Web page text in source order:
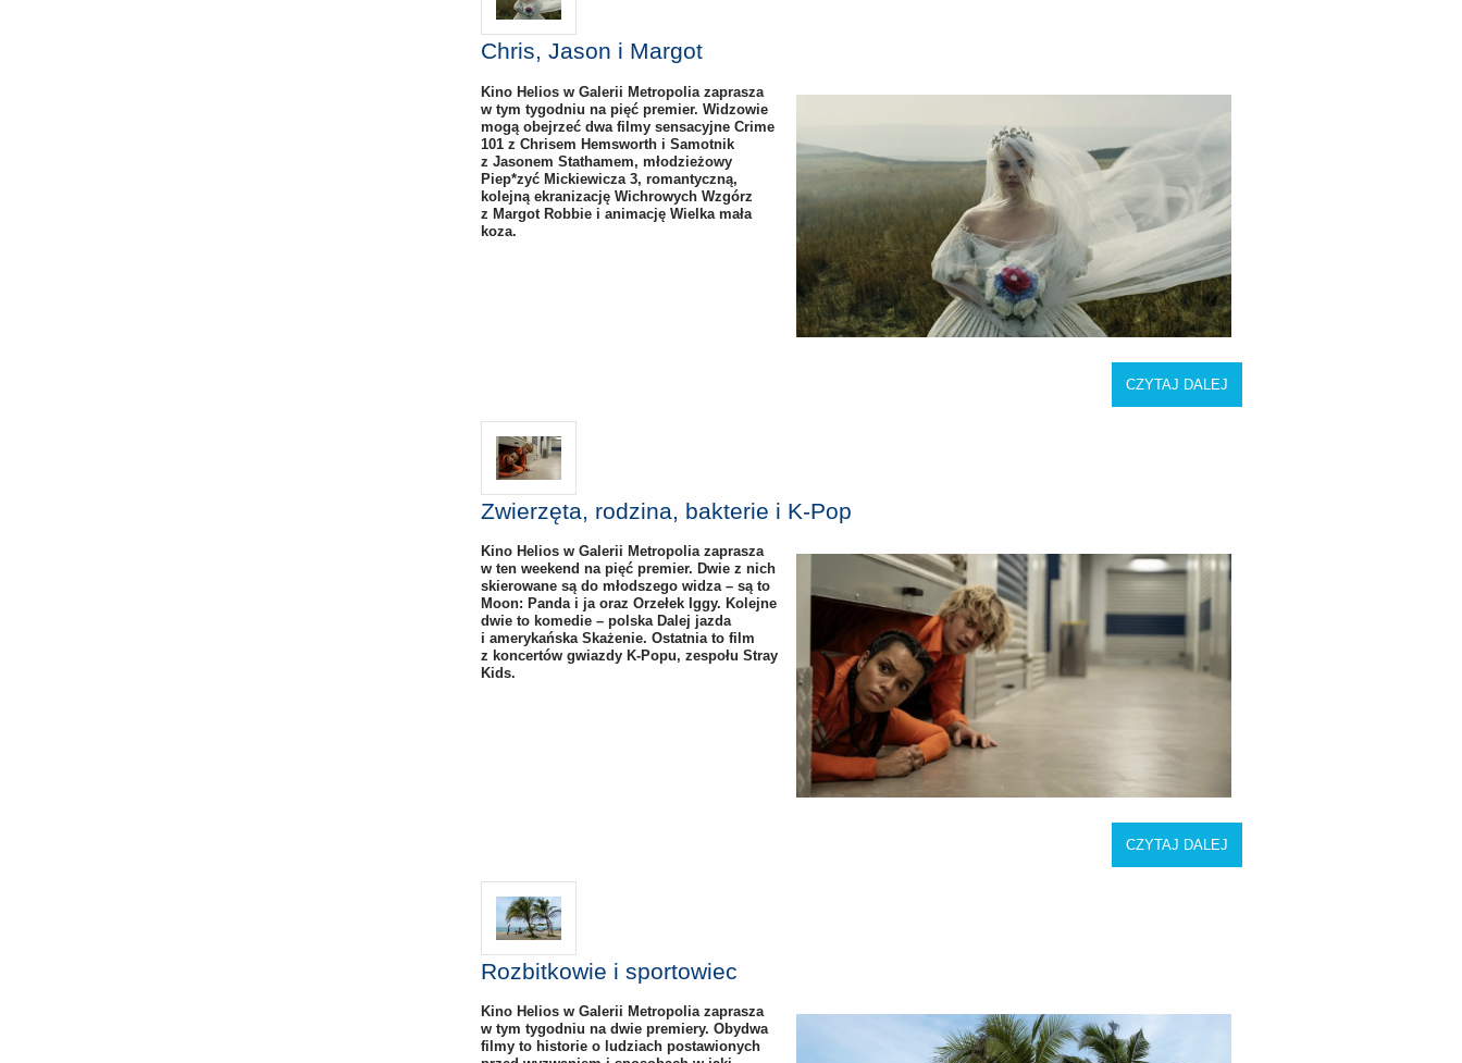
Chris, Jason i Margot
Kino Helios w Galerii Metropolia zaprasza
w tym tygodniu na pięć premier. Widzowie
mogą obejrzeć dwa filmy sensacyjne Crime
101 z Chrisem Hemsworth i Samotnik
z Jasonem Stathamem, młodzieżowy
Piep*zyć Mickiewicza 3, romantyczną,
kolejną ekranizację Wichrowych Wzgórz
z Margot Robbie i animację Wielka mała
koza.
CZYTAJ DALEJ
Zwierzęta, rodzina, bakterie i K-Pop
Kino Helios w Galerii Metropolia zaprasza
w ten weekend na pięć premier. Dwie z nich
skierowane są do młodszego widza – są to
Moon: Panda i ja oraz Orzełek Iggy. Kolejne
dwie to komedie – polska Dalej jazda
i amerykańska Skażenie. Ostatnia to film
z koncertów gwiazdy K-Popu, zespołu Stray
Kids.
CZYTAJ DALEJ
Rozbitkowie i sportowiec
Kino Helios w Galerii Metropolia zaprasza
w tym tygodniu na dwie premiery. Obydwa
filmy to historie o ludziach postawionych